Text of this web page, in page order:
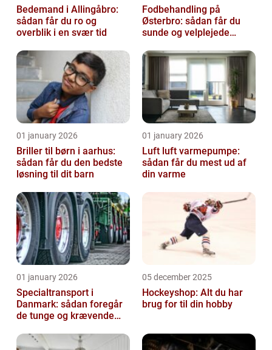
Bedemand i Allingåbro:
sådan får du ro og
overblik i en svær tid
Fodbehandling på
Østerbro: sådan får du
sunde og velplejede
01 january 2026
Briller til børn i aarhus:
sådan får du den bedste
løsning til dit barn
01 january 2026
Luft luft varmepumpe:
sådan får du mest ud af
din varme
01 january 2026
Specialtransport i
Danmark: sådan foregår
de tunge og krævende
05 december 2025
Hockeyshop: Alt du har
brug for til din hobby